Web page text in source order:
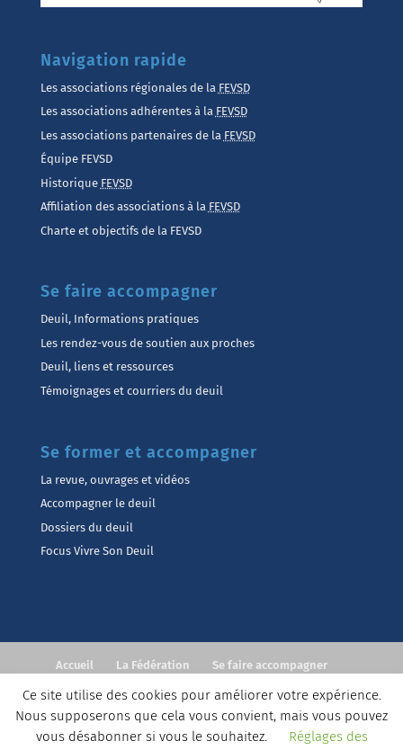
Navigation rapide
Les associations régionales de la FEVSD
Les associations adhérentes à la FEVSD
Les associations partenaires de la FEVSD
Équipe FEVSD
Historique FEVSD
Affiliation des associations à la FEVSD
Charte et objectifs de la FEVSD
Se faire accompagner
Deuil, Informations pratiques
Les rendez-vous de soutien aux proches
Deuil, liens et ressources
Témoignages et courriers du deuil
Se former et accompagner
La revue, ouvrages et vidéos
Accompagner le deuil
Dossiers du deuil
Focus Vivre Son Deuil
Accueil La Fédération
Se faire accompagner
©Fédération Européenne Vivre Son Deuil
Contact
Ce site utilise des cookies pour améliorer votre expérience.
Nous supposerons que cela vous convient, mais vous pouvez
vous désabonner si vous le souhaitez.
Réglages des